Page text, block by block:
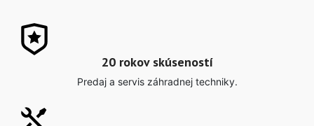
20 rokov skúseností
Predaj a servis záhradnej techniky.